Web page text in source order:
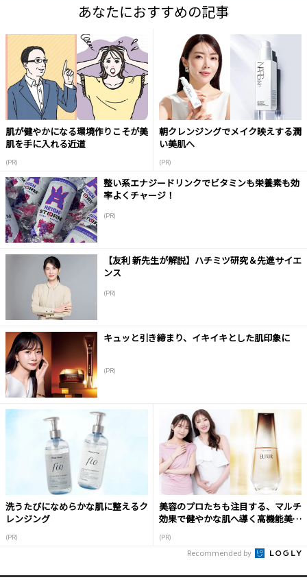
あなたにおすすめの記事
肌が健やかになる環境作りこそが美
肌を手に入れる近道
(PR)
朝クレンジングでメイク映えする潤
い美肌へ
(PR)
整い系エナジードリンクでビタミンも栄養素も効
率よくチャージ！
(PR)
【友利 新先生が解説】ハチミツ研究＆先進サイエ
ンス
(PR)
キュッと引き締まり、イキイキとした肌印象に
(PR)
洗うたびになめらかな肌に整えるク
レンジング
(PR)
美容のプロたちも注目する、マルチ
効果で健やかな肌へ導く高機能美容
(PR)
Recommended by